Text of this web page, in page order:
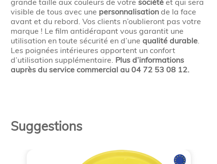
grande taille aux couleurs de votre société et qui sera
visible de tous avec une personnalisation de la face
avant et du rebord. Vos clients n’oublieront pas votre
marque ! Le film antidérapant vous garantit une
utilisation en toute sécurité en d’unequalité durable.
Les poignées intérieures apportent un confort
d’utilisation supplémentaire. Plus d’informations
auprès du service commercial au 04 72 53 08 12.
Suggestions